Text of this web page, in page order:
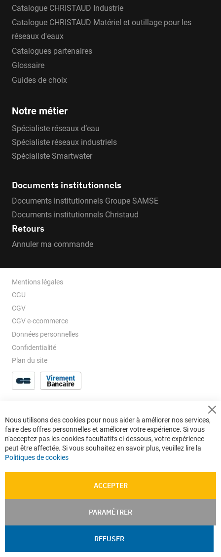
Catalogue CHRISTAUD Industrie
Catalogue CHRISTAUD Matériel et outillage pour les
réseaux d'eaux
Catalogues partenaires
Glossaire
Guides de choix
Notre métier
Spécialiste réseaux d’eau
Spécialiste réseaux industriels
Spécialiste Smartwater
Documents institutionnels
Documents institutionnels Groupe SAMSE
Documents institutionnels Christaud
Retours
Annuler ma commande
Mentions légales
CGU
CGV
CGV e-ccommerce
Données personnelles
Confidentialité
Plan du site
Nous utilisons des cookies pour nous aider à améliorer nos services,
faire des offres personnelles et améliorer votre expérience. Si vous
n'acceptez pas les cookies facultatifs ci-dessous, votre expérience
peut être affectée. Si vous souhaitez en savoir plus, veuillez lire la
Politiques de cookies
ACCEPTER
PARAMÉTRER
REFUSER